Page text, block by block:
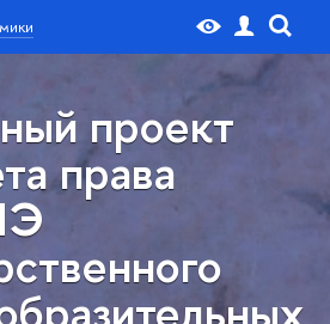
проект
права